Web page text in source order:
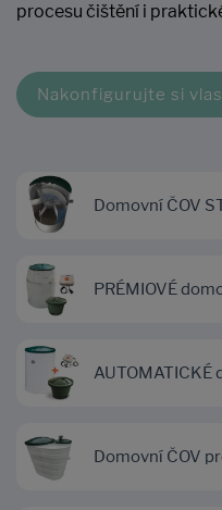
procesu čištění i
Nakonfigurujte si
Domovní ČOV
PRÉMIOVÉ
AUTOMATICKÉ
Domovní ČOV